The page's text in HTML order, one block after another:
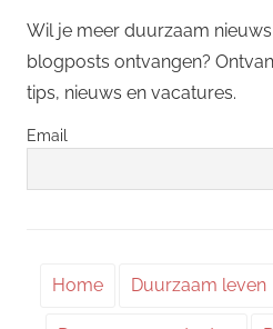
Wil je meer duurzaam
blogposts ontvangen?
tips, nieuws en vacatures.
Email
Home Duurzaam leven